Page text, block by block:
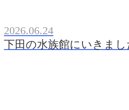
2026.06.24
下田の水族館にいきまし